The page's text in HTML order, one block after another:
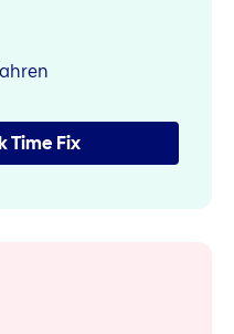
Time Fix